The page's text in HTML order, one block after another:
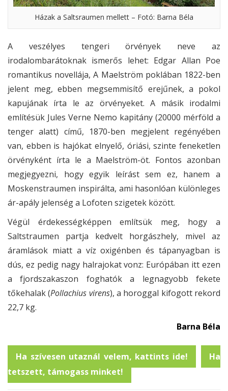
Házak a Saltsraumen mellett – Fotó: Barna Béla
A veszélyes tengeri örvények neve az
irodalombarátoknak ismerős lehet: Edgar Allan Poe
romantikus novellája, A Maelström poklában 1822-ben
jelent meg, ebben megsemmisítő erejűnek, a pokol
kapujának írta le az örvényeket. A másik irodalmi
említésük Jules Verne Nemo kapitány (20000 mérföld a
tenger alatt) című, 1870-ben megjelent regényében
van, ebben is hajókat elnyelő, óriási, szinte feneketlen
örvényként írta le a Maelström-öt. Fontos azonban
megjegyezni, hogy egyik leírást sem ez, hanem a
Moskenstraumen inspirálta, ami hasonlóan különleges
ár-apály jelenség a Lofoten szigetek között.
Végül érdekességképpen említsük meg, hogy a
Saltstraumen partja kedvelt horgászhely, mivel az
áramlások miatt a víz oxigénben és tápanyagban is
dús, ez pedig nagy halrajokat vonz: Európában itt ezen
a fjordszakaszon foghatók a legnagyobb fekete
tőkehalak (Pollachius virens), a horoggal kifogott rekord
22,7 kg.
Barna Béla
Ha szívesen utaznál velem, kattints ide!
Ha
tetszett, támogass minket!